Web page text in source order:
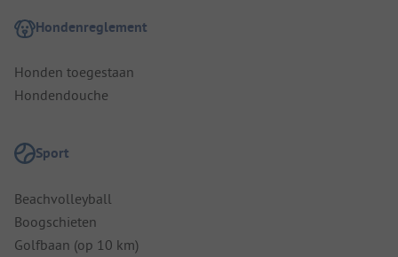
Hondenreglement
Honden toegestaan
Hondendouche
Sport
Beachvolleyball
Boogschieten
Golfbaan (op 10 km)